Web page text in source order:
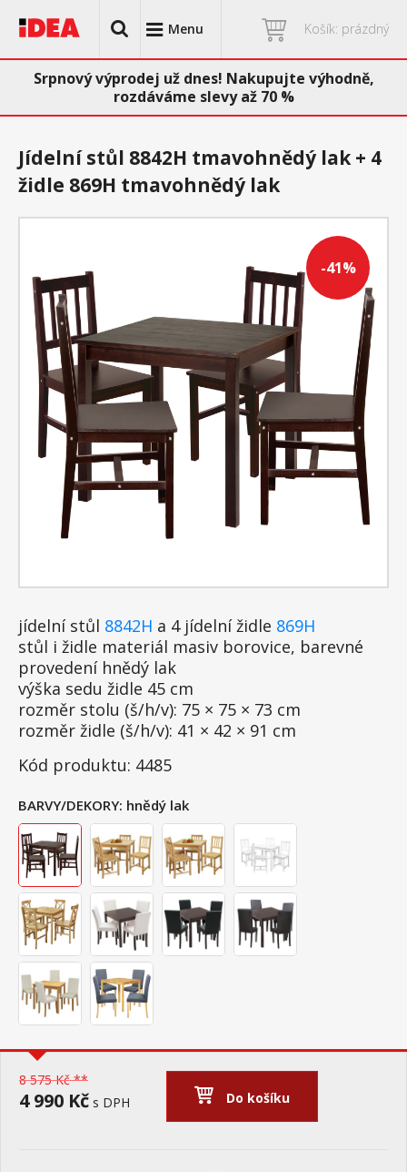
Menu Košík: prázdný
Srpnový výprodej už dnes! Nakupujte výhodně,
rozdáváme slevy až 70 %
-41%
Jídelní stůl 8842H tmavohnědý lak + 4
židle 869H tmavohnědý lak
jídelní stůl 8842H a 4 jídelní židle 869H
stůl i židle materiál masiv borovice, barevné
provedení hnědý lak
výška sedu židle 45 cm
rozměr stolu (š/h/v): 75 × 75 × 73 cm
rozměr židle (š/h/v): 41 × 42 × 91 cm
Kód produktu: 4485
BARVY/DEKORY: hnědý lak
8 575 Kč **
4 990 Kč s DPH Do košíku